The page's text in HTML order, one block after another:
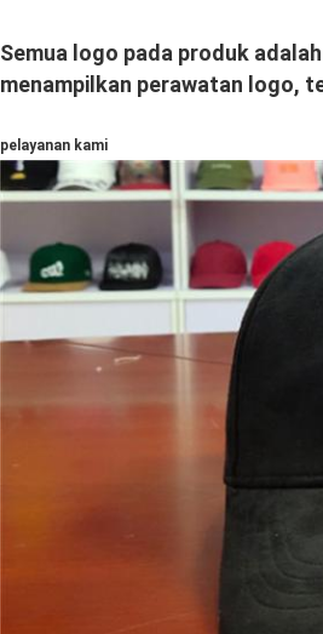
Semua logo pada produk
menampilkan perawatan logo,
pelayanan kami